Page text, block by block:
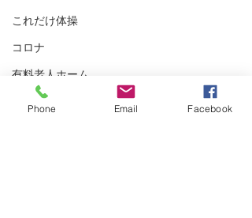
これだけ体操
コロナ
有料老人ホーム
歯磨き
Phone Email Facebook